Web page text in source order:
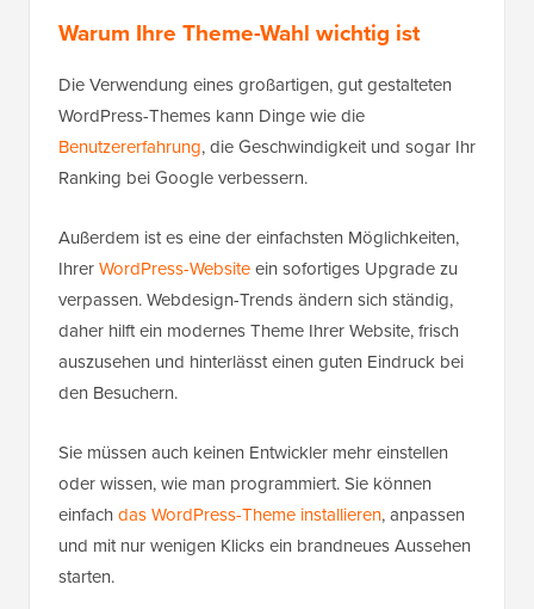
Warum Ihre Theme-Wahl wichtig ist
Die Verwendung eines großartigen, gut gestalteten
WordPress-Themes kann Dinge wie die
Benutzererfahrung, die Geschwindigkeit und sogar Ihr
Ranking bei Google verbessern.
Außerdem ist es eine der einfachsten Möglichkeiten,
IhrerWordPress-Websiteein sofortiges Upgrade zu
verpassen. Webdesign-Trends ändern sich ständig,
daher hilft ein modernes Theme Ihrer Website, frisch
auszusehen und hinterlässt einen guten Eindruck bei
den Besuchern.
Sie müssen auch keinen Entwickler mehr einstellen
oder wissen, wie man programmiert. Sie können
einfachdas WordPress-Theme installieren, anpassen
und mit nur wenigen Klicks ein brandneues Aussehen
starten.